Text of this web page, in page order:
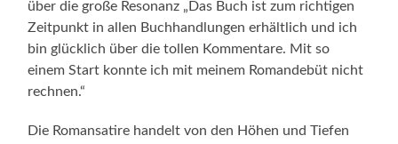
über die große Resonanz „Das Buch ist zum richtigen
Zeitpunkt in allen Buchhandlungen erhältlich und ich
bin glücklich über die tollen Kommentare. Mit so
einem Start konnte ich mit meinem Romandebüt nicht
rechnen.“
Die Romansatire handelt von den Höhen und Tiefen